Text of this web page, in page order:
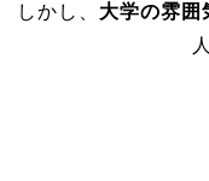
しかし、 大学の雰囲